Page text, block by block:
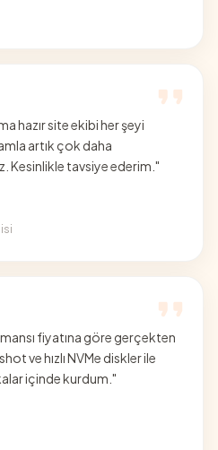
hazır site ekibi her şeyi
artık çok daha
tavsiye ederim. "
fiyatına göre gerçekten
ve hızlı NVMe diskler ile
içinde kurdum. "